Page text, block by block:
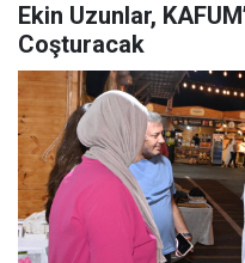
Ekin Uzunlar,
Coşturacak